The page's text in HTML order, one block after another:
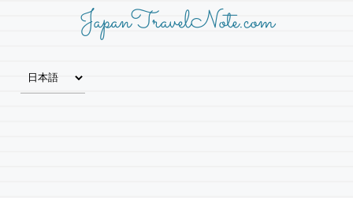
JapanTravelNote.com